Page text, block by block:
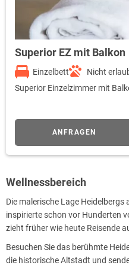
Superior EZ mit Balkon
Einzelbett Nicht
Superior Einzelzimmer mit
ANFRAGEN
Wellnessbereich
Die malerische Lage
inspirierte schon vor Hunderten
zieht früher wie heute Reisende
Besuchen Sie das berühmte
die historische Altstadt und